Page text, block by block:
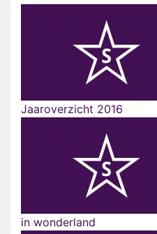
Jaaroverzicht 2016
in wonderland